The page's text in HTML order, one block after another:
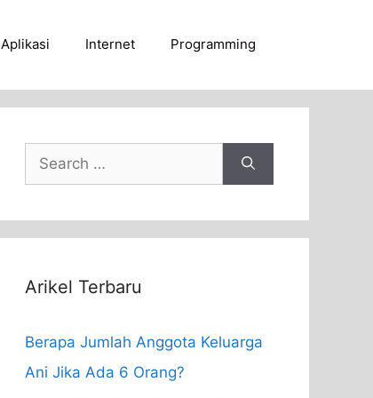
Aplikasi Internet Programming
Search
for:
Arikel Terbaru
Berapa Jumlah Anggota Keluarga
Ani Jika Ada 6 Orang?